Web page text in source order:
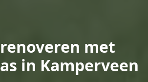
met
in Kamperveen